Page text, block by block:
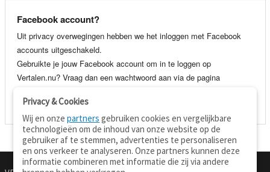
Facebook account?
Uit privacy overwegingen hebben we het inloggen met Facebook
accounts uitgeschakeld.
Gebruikte je jouw Facebook account om in te loggen op
Vertalen.nu? Vraag dan een wachtwoord aan via de pagina
je e-mail adres en wachtwoord.
Privacy & Cookies
Wij en onzepartners gebruiken cookies en vergelijkbare
technologieën om de inhoud van onze website op de
gebruiker af te stemmen, advertenties te personaliseren
en ons verkeer te analyseren. Onze partners kunnen deze
informatie combineren met informatie die zij via andere